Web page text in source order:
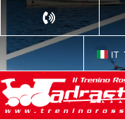
IT